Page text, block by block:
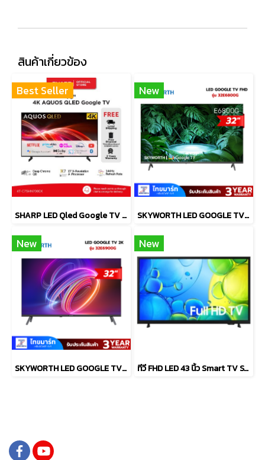
สินค้าเกี่ยวข้อง
Best Seller
SHARP LED Qled Google TV 4KTV รุ่น 4T-C75HN7000X
New
SKYWORTH LED GOOGLE TV 32 นิว รุ่น 32E6800G
New
SKYWORTH LED GOOGLE TV 32 นิว รุ่น 32E6900G
New
ทีวี FHD LED 43 นิ้ว Smart TV SAMSUNG รุ่น UA43F6000FKXXT